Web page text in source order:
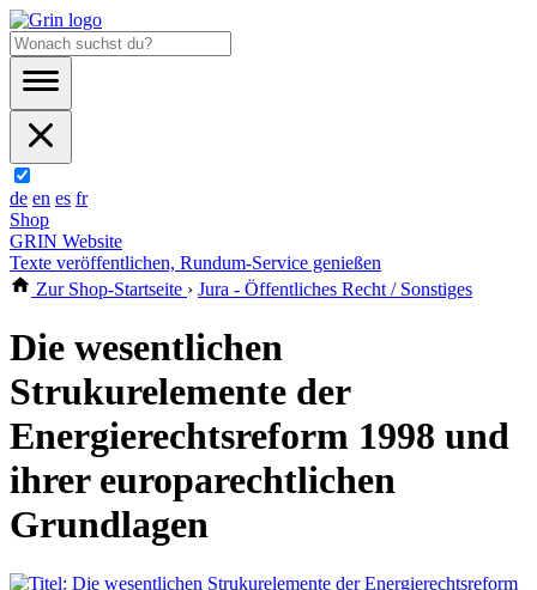
de en es fr
Shop
GRIN Website
Texte veröffentlichen, Rundum-Service genießen
Zur Shop-Startseite › Jura - Öffentliches Recht / Sonstiges
Die wesentlichen
Strukurelemente der
Energierechtsreform 1998 und
ihrer europarechtlichen
Grundlagen